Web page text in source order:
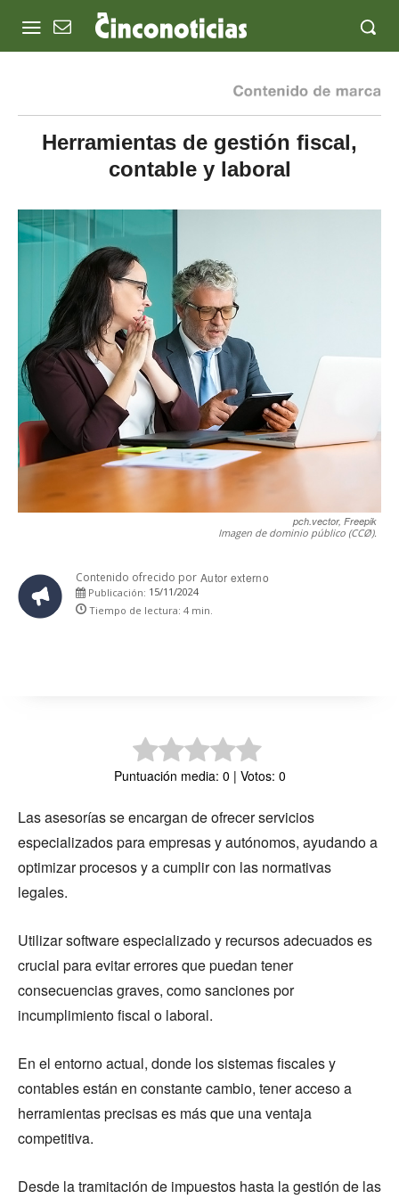
Herramientas de gestión fiscal,
contable y laboral
pch.vector, Freepik
Imagen de dominio público (CCØ).
Contenido ofrecido por Autor externo
Publicación: 15/11/2024
Tiempo de lectura: 4 min.
Puntuación media: 0 | Votos: 0
Las asesorías se encargan de ofrecer servicios
especializados para empresas y autónomos, ayudando a
optimizar procesos y a cumplir con las normativas
legales.
Utilizar software especializado y recursos adecuados es
crucial para evitar errores que puedan tener
consecuencias graves, como sanciones por
incumplimiento fiscal o laboral.
En el entorno actual, donde los sistemas fiscales y
contables están en constante cambio, tener acceso a
herramientas precisas es más que una ventaja
competitiva.
Desde la tramitación de impuestos hasta la gestión de las